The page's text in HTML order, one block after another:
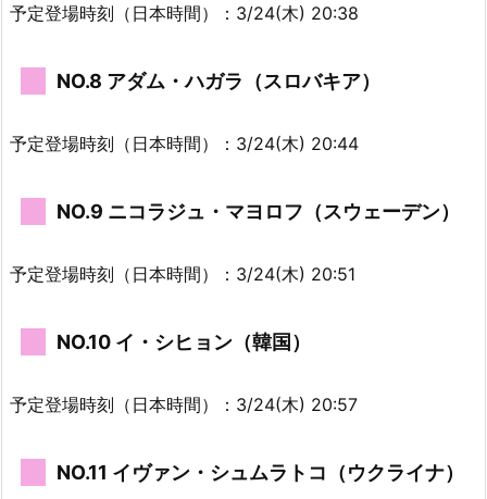
予定登場時刻（日本時間）：3/24(木) 20:38
NO.8 アダム・ハガラ（スロバキア）
予定登場時刻（日本時間）：3/24(木) 20:44
NO.9 ニコラジュ・マヨロフ（スウェーデン）
予定登場時刻（日本時間）：3/24(木) 20:51
NO.10 イ・シヒョン（韓国）
予定登場時刻（日本時間）：3/24(木) 20:57
NO.11 イヴァン・シュムラトコ（ウクライナ）